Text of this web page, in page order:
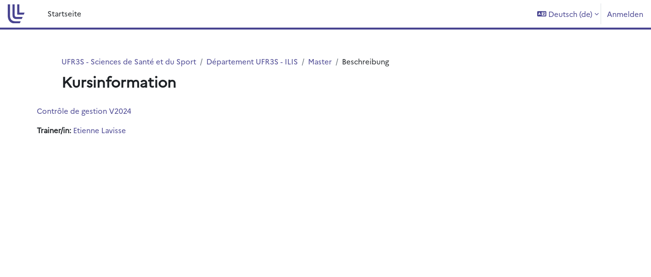
Zum Hauptinhalt
Startseite
Deutsch ‎(de)‎ Anmelden
UFR3S - Sciences de Santé et du Sport Département UFR3S - ILIS Master Beschreibung
Kursinformation
Contrôle de gestion V2024
Trainer/in: Etienne Lavisse